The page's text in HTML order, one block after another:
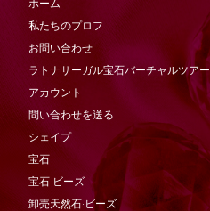
ホーム
私たちのプロフ
お問い合わせ
ラトナサーガル宝石バーチャ​​ルツアー
アカウント
問い合わせを送る
シェイプ
宝石
宝石 ビーズ
卸売天然石·ビーズ